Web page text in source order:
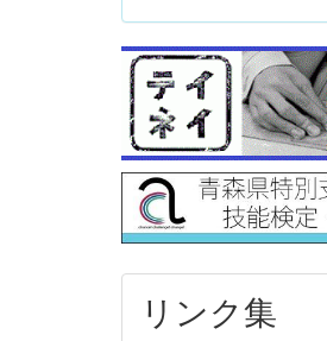
リンク集